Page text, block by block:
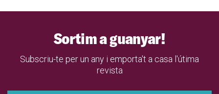
Sortim a guanyar!
Subscriu-te per un any i emporta't a casa l'útima
revista